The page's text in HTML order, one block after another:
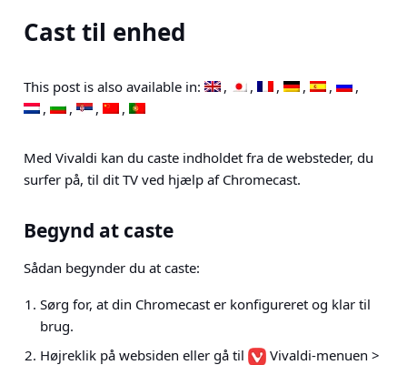
Cast til enhed
This post is also available in:
Med Vivaldi kan du caste indholdet fra de websteder, du
surfer på, til dit TV ved hjælp af Chromecast.
Begynd at caste
Sådan begynder du at caste:
Sørg for, at din Chromecast er konfigureret og klar til
brug.
Højreklik på websiden eller gå til
Vivaldi-menuen >